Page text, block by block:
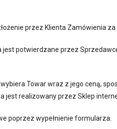
przez Klienta Zamówienia
jest potwierdzane przez
Towar wraz z jego ceną,
jest realizowany przez Sklep
poprzez wypełnienie formularza.